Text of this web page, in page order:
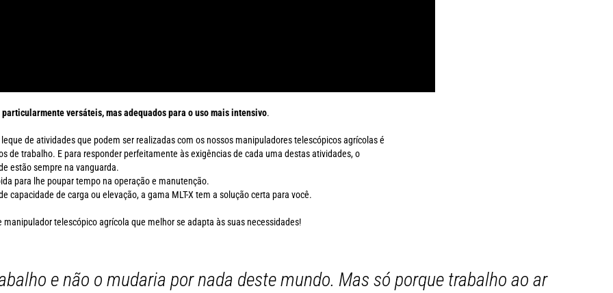
versáteis, mas adequados para o uso mais intensivo.
de atividades que podem ser realizadas com os nossos manipuladores telescópicos agrícolas é
de trabalho. E para responder perfeitamente às exigências de cada uma destas atividades, o
estão sempre na vanguarda.
para lhe poupar tempo na operação e manutenção.
capacidade de carga ou elevação, a gama MLT-X tem a solução certa para você.
telescópico agrícola que melhor se adapta às suas necessidades!
e não o mudaria por nada deste mundo. Mas só porque trabalho ao ar